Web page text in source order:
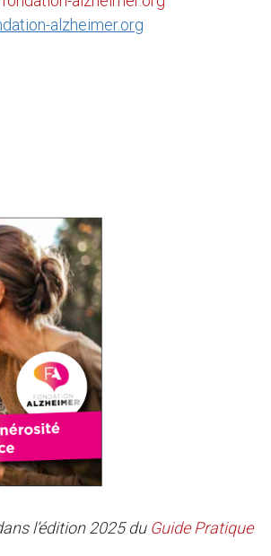
alzheimer.org
l’édition 2025 du Guide Pratique